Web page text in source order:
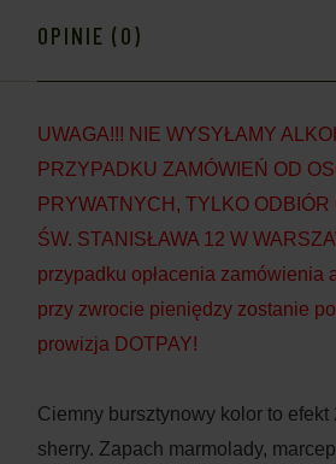
OPINIE (0)
UWAGA!!! NIE WYSYŁAMY
PRZYPADKU ZAMÓWIEŃ OD
PRYWATNYCH, TYLKO
ŚW. STANISŁAWA 12 W
przypadku opłacenia zamówienia
przy zwrocie pieniędzy zostanie
prowizja DOTPAY!
Ciemny bursztynowy kolor to efekt
sherry. Zapach marmolady,